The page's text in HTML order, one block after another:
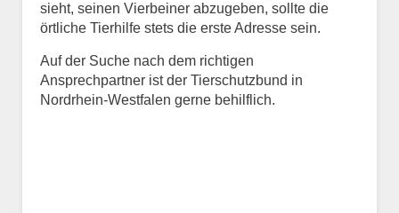
sieht, seinen Vierbeiner abzugeben, sollte die
örtliche Tierhilfe stets die erste Adresse sein.
Auf der Suche nach dem richtigen
Ansprechpartner ist der Tierschutzbund in
Nordrhein-Westfalen gerne behilflich.